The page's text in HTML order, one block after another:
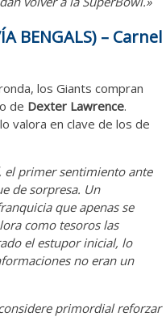
BENGALS) – Carnel
los Giants compran
de Dexter Lawrence.
lo valora en clave de los de
el primer sentimiento ante
de sorpresa. Un
que apenas se
como tesoros las
el estupor inicial, lo
no eran un
primordial reforzar